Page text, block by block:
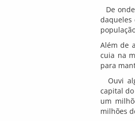
De
daqueles
Além de
cuia na
para
Ouvi
capital
um
milhões